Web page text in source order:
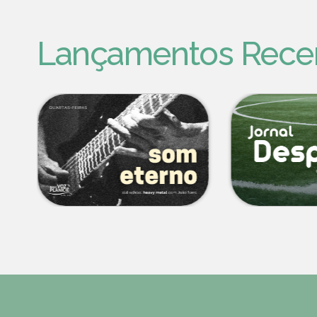
Lançamentos